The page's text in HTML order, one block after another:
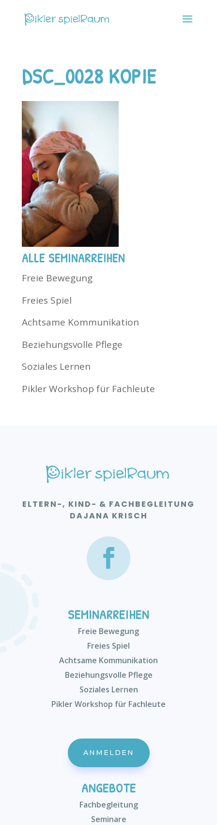
DSC_0028 KOPIE
ALLE SEMINARREIHEN
Freie Bewegung
Freies Spiel
Achtsame Kommunikation
Beziehungsvolle Pflege
Soziales Lernen
Pikler Workshop für Fachleute
ELTERN-, KIND- & FACHBEGLEITUNG
DAJANA KRISCH
SEMINARREIHEN
Freie Bewegung
Freies Spiel
Achtsame Kommunikation
Beziehungsvolle Pflege
Soziales Lernen
Pikler Workshop für Fachleute
ANMELDEN
ANGEBOTE
Fachbegleitung
Seminare